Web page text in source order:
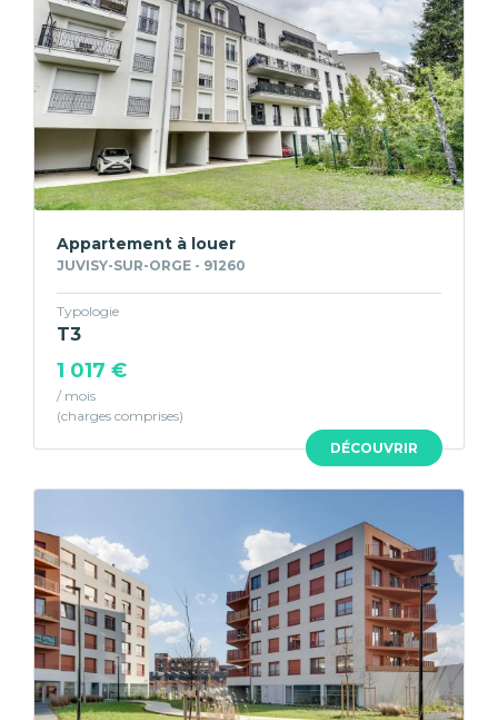
DÉCOUVRIR
Appartement à louer
JUVISY-SUR-ORGE - 91260
Typologie
T3
1 017 €
/ mois